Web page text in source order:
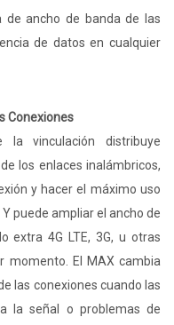
de ancho de banda de las
de datos en cualquier
Conexiones
la vinculación distribuye
los enlaces inalámbricos,
y hacer el máximo uso
puede ampliar el ancho de
extra 4G LTE, 3G, u otras
momento. El MAX cambia
las conexiones cuando las
la señal o problemas de